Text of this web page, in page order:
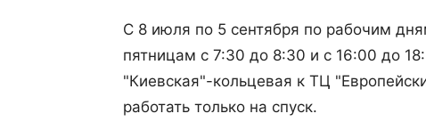
С 8 июля по 5 сентября по рабочим
пятницам с 7:30 до 8:30 и с 16:00 до
"Киевская"-кольцевая к ТЦ
работать только на спуск.